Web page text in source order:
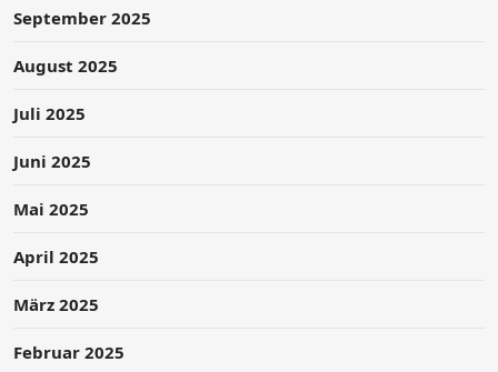
September 2025
August 2025
Juli 2025
Juni 2025
Mai 2025
April 2025
März 2025
Februar 2025